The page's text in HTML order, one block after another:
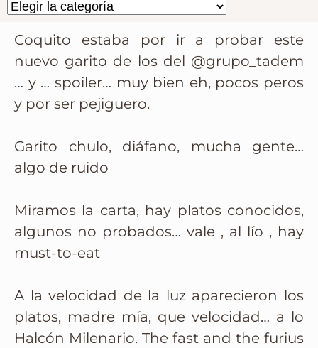
Coquito estaba por ir a probar este
nuevo garito de los del @grupo_tadem
… y … spoiler… muy bien eh, pocos peros
y por ser pejiguero.
Garito chulo, diáfano, mucha gente…
algo de ruido
Miramos la carta, hay platos conocidos,
algunos no probados… vale , al lío , hay
must-to-eat
A la velocidad de la luz aparecieron los
platos, madre mía, que velocidad… a lo
Halcón Milenario. The fast and the furius